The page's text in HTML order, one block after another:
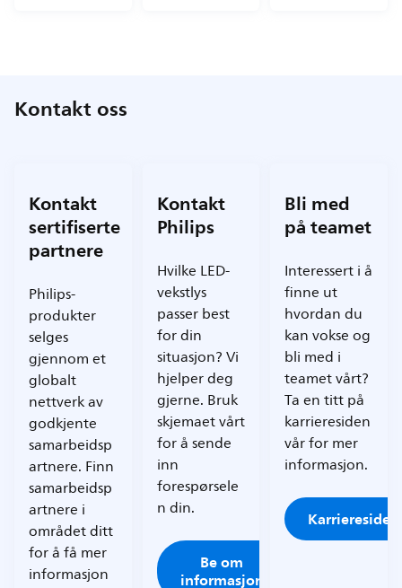
Kontakt oss
Kontakt
sertifiserte
partnere
Philips-
produkter
selges
gjennom et
globalt
nettverk av
godkjente
samarbeidsp
artnere. Finn
samarbeidsp
artnere i
området ditt
for å få mer
informasjon
Kontakt
Philips
Hvilke LED-
vekstlys
passer best
for din
situasjon? Vi
hjelper deg
gjerne. Bruk
skjemaet vårt
for å sende
inn
forespørsele
n din.
Be om
informasjon
Bli med
på teamet
Interessert i å
finne ut
hvordan du
kan vokse og
bli med i
teamet vårt?
Ta en titt på
karrieresiden
vår for mer
informasjon.
Karriereside